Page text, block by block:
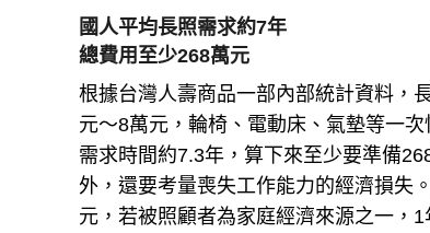
國人平均長照需求約7年
總費用至少268萬元
根據台灣人壽商品一部內部統計資料，
元～8萬元，輪椅、電動床、氣墊等一
需求時間約7.3年，算下來至少要準備
外，還要考量喪失工作能力的經濟損失
元，若被照顧者為家庭經濟來源之一，